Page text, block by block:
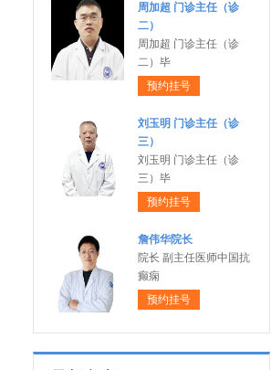
周加超 门诊主任（诊
二）
周加超 门诊主任（诊
二）毕
预约挂号
刘玉明 门诊主任（诊
三）
刘玉明 门诊主任（诊
三）毕
预约挂号
詹伟华院长
院长 副主任医师中国抗
癫痫
预约挂号